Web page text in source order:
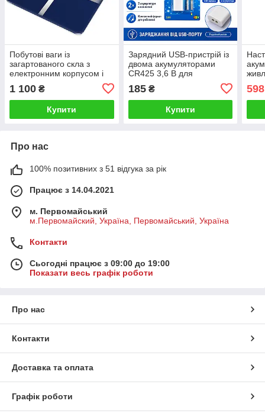
Побутові ваги із
загартованого скла з
електронним корпусом і
1 100 ₴
Купити
Зарядний USB-пристрій із
двома акумуляторами
CR425 3,6 В для
світлодіодних рибальських
поплавців
185₴
Купити
Про нас
100% позитивних з 51 відгука за рік
Працює з 14.04.2021
м. Первомайський
м.Первомайский, Україна, Первомайський, Україна
Контакти
Сьогодні працює з 09:00 до 19:00
Показати весь графік роботи
Про нас
Контакти
Доставка та оплата
Графік роботи